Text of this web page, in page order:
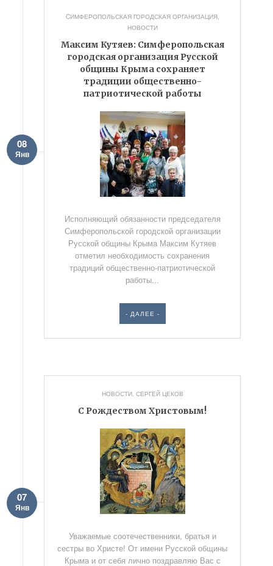
CИМФЕРОПОЛЬСКАЯ ГОРОДСКАЯ ОРГАНИЗАЦИЯ,
НОВОСТИ
Максим Кутяев: Симферопольская
городская организация Русской
общины Крыма сохраняет
традиции общественно-
патриотической работы
08
Янв
Исполняющий обязанности председателя
Симферопольской городской организации
Русской общины Крыма Максим Кутяев
отметил необходимость сохранения
традиций общественно-патриотической
работы...
- ДАЛЕЕ -
НОВОСТИ, СЕРГЕЙ ЦЕКОВ
С Рождеством Христовым!
07
Янв
Уважаемые соотечественники, братья и
сестры во Христе! От имени Русской общины
Крыма и от себя лично поздравляю Вас с